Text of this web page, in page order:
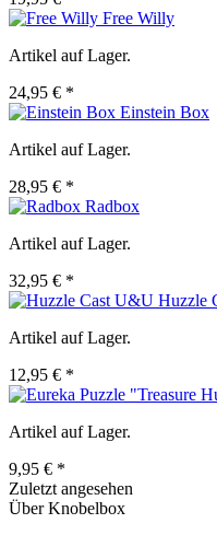
Free Willy
Artikel auf Lager.
24,95 € *
Einstein Box
Artikel auf Lager.
28,95 € *
Radbox
Artikel auf Lager.
32,95 € *
Huzzle
Artikel auf Lager.
12,95 € *
Artikel auf Lager.
9,95 € *
Zuletzt angesehen
Über Knobelbox